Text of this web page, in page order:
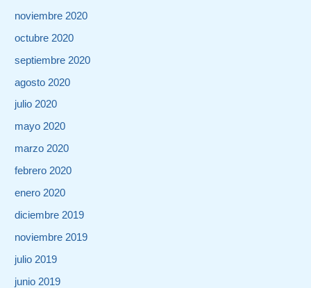
noviembre 2020
octubre 2020
septiembre 2020
agosto 2020
julio 2020
mayo 2020
marzo 2020
febrero 2020
enero 2020
diciembre 2019
noviembre 2019
julio 2019
junio 2019